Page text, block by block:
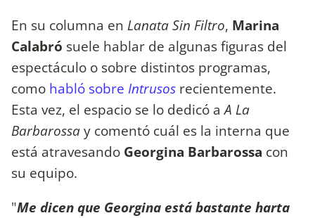
En su columna en Lanata Sin Filtro, Marina
Calabró suele hablar de algunas figuras del
espectáculo o sobre distintos programas,
como habló sobre Intrusos recientemente.
Esta vez, el espacio se lo dedicó aA La
Barbarossay comentó cuál es la interna que
está atravesando Georgina Barbarossa con
su equipo.
"Me dicen que Georgina está bastante harta